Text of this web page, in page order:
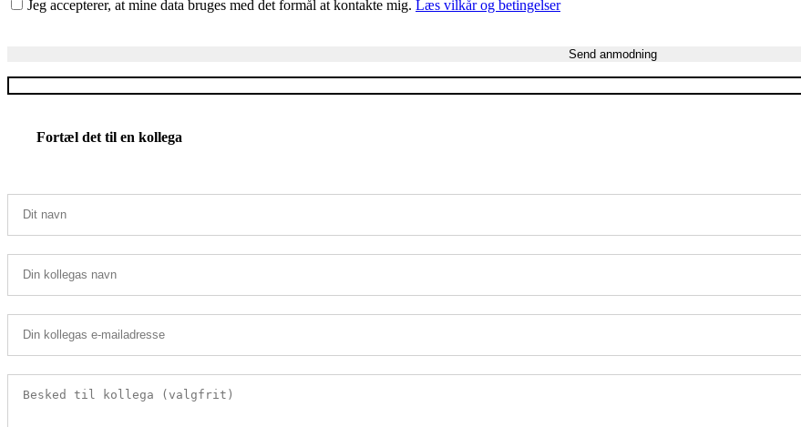
Jeg accepterer, at mine data bruges med det formål at kontakte mig. Læs vilkår og betingelser
Fortæl det til en kollega